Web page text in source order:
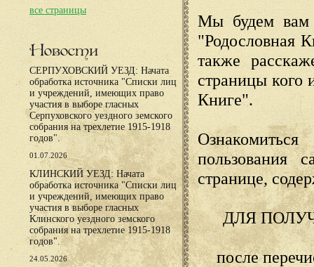
все страницы
Новости
СЕРПУХОВСКИЙ УЕЗД: Начата
обработка источника "Списки лиц
и учреждений, имеющих право
участия в выборе гласных
Серпуховского уездного земского
собрания на трехлетие 1915-1918
годов".
01.07.2026
КЛИНСКИЙ УЕЗД: Начата
обработка источника "Списки лиц
и учреждений, имеющих право
участия в выборе гласных
Клинского уездного земского
собрания на трехлетие 1915-1918
годов".
24.05.2026
Мы будем вам
"Родословная
также
страницы кого
Книге".
пользования
странице,
ДЛЯ
после